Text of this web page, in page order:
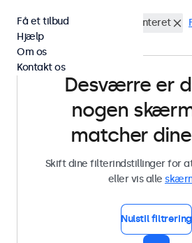
Vandtæt (IP65) Panel monteret
Desværre er
nogen
matcher
Skift dine filterindstillinger for
eller vis alle
Nulstil filtrering
Få et tilbud
Hjælp
Om os
Kontakt os